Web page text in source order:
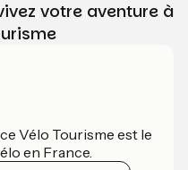
votre aventure à
Vélo Tourisme est le
en France.